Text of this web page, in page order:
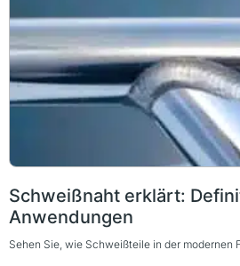
Schweißnaht erklärt:
Anwendungen
Sehen Sie, wie Schweißteile in der modernen